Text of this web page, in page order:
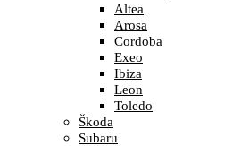
Altea
Arosa
Cordoba
Exeo
Ibiza
Leon
Toledo
Škoda
Subaru